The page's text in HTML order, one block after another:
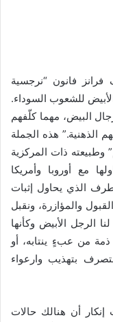
فانون “نرجسية
للشعوب السوداء.
البيض، مهما كلّفهم
الذهنية.” هذه الجملة
وطبيعته ذات المركزية
مع أوروبا وأمريكا
الذي يحاول إثبات
والمؤازرة، ونقبل
الرجل الأبيض وكأنها
من عبءٍ ينتابه، أو
بتهذيب وارعواء
أن هنالك حالات